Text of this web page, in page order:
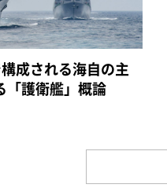
成される海自の主
護衛艦」概論